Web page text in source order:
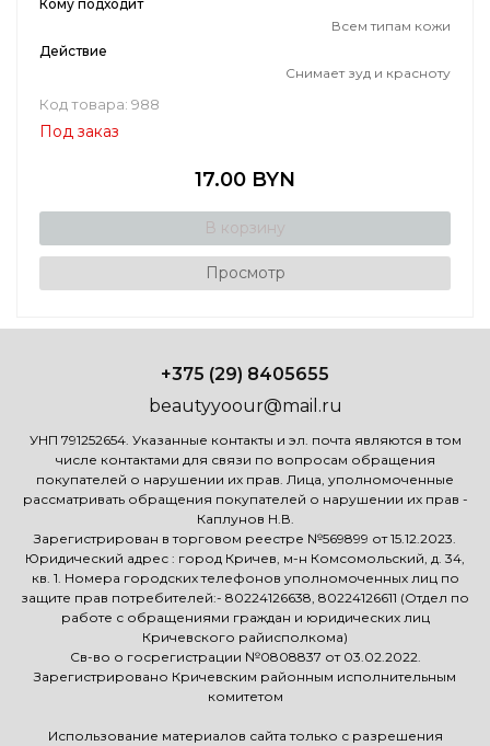
Кому подходит
Всем типам кожи
Действие
Снимает зуд и красноту
Код товара: 988
Под заказ
17.00 BYN
В корзину
Просмотр
+375 (29) 8405655
beautyyoour@mail.ru
УНП 791252654. Указанные контакты и эл. почта являются в том
числе контактами для связи по вопросам обращения
покупателей о нарушении их прав. Лица, уполномоченные
рассматривать обращения покупателей о нарушении их прав -
Каплунов Н.В.
Зарегистрирован в торговом реестре №569899 от 15.12.2023.
Юридический адрес : город Кричев, м-н Комсомольский, д. 34,
кв. 1. Номера городских телефонов уполномоченных лиц по
защите прав потребителей:- 80224126638, 80224126611 (Отдел по
работе с обращениями граждан и юридических лиц
Кричевского райисполкома)
Св-во о госрегистрации №0808837 от 03.02.2022.
Зарегистрировано Кричевским районным исполнительным
комитетом
Использование материалов сайта только с разрешения